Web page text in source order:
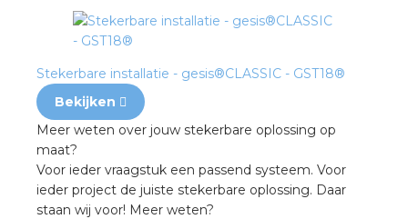
Stekerbare installatie - gesis®CLASSIC - GST18®
Bekijken
Meer weten over jouw stekerbare oplossing op
maat?
Voor ieder vraagstuk een passend systeem. Voor
ieder project de juiste stekerbare oplossing. Daar
staan wij voor! Meer weten?
installeren